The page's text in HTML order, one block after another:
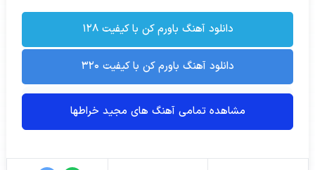
دانلود آهنگ باورم کن با کیفیت ۱۲۸
دانلود آهنگ باورم کن با کیفیت ۳۲۰
مشاهده تمامی آهنگ های مجید خراطها